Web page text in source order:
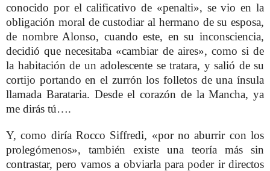
conocido por el calificativo de «penalti», se vio en la
obligación moral de custodiar al hermano de su esposa,
de nombre Alonso, cuando este, en su inconsciencia,
decidió que necesitaba «cambiar de aires», como si de
la habitación de un adolescente se tratara, y salió de su
cortijo portando en el zurrón los folletos de una ínsula
llamada Barataria. Desde el corazón de la Mancha, ya
me dirás tú….
Y, como diría Rocco Siffredi, «por no aburrir con los
prolegómenos», también existe una teoría más sin
contrastar, pero vamos a obviarla para poder ir directos